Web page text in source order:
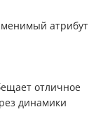
атрибут
отличное
динамики